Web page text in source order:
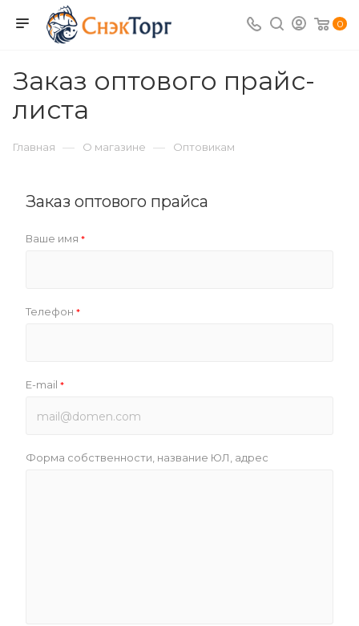
0
Заказ оптового прайс-
листа
Главная — О магазине — Оптовикам
Заказ оптового прайса
Ваше имя *
Телефон *
E-mail *
Форма собственности, название ЮЛ, адрес